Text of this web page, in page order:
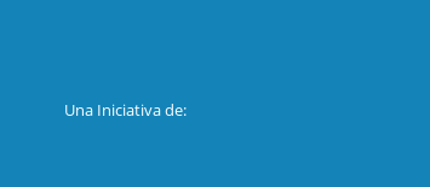
Una Iniciativa de: